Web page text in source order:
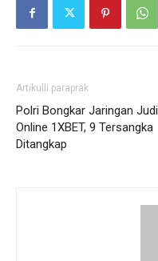
Artikulli paraprak
Polri Bongkar Jaringan Judi
Online 1XBET, 9 Tersangka
Ditangkap